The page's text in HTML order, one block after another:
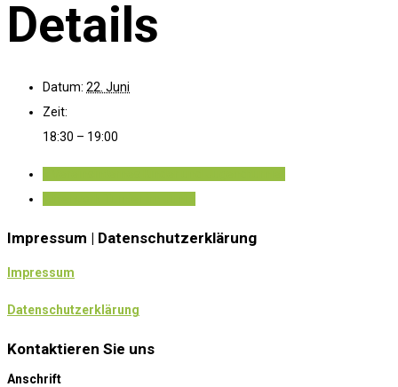
Details
Datum: 22. Juni
Zeit:
18:30 – 19:00
Impressum | Datenschutzerklärung
Impressum
Datenschutzerklärung
Kontaktieren Sie uns
Anschrift